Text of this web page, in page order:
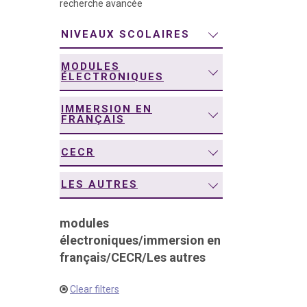
recherche avancée
NIVEAUX SCOLAIRES
MODULES
ÉLECTRONIQUES
IMMERSION EN
FRANÇAIS
CECR
LES AUTRES
modules
électroniques/immersion en
français/CECR/Les autres
Clear filters